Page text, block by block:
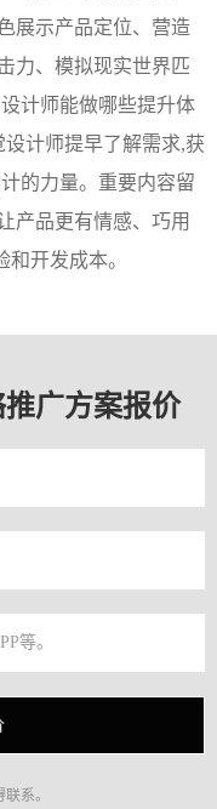
展示产品定位、营造
力、模拟现实世界匹
计师能做哪些提升体
计师提早了解需求,获
的力量。重要内容留
产品更有情感、巧用
开发成本。
广方案报价
系。